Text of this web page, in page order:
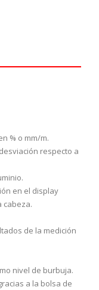
% o mm/m.
respecto a
en el display
cabeza.
de la medición
nivel de burbuja.
a la bolsa de